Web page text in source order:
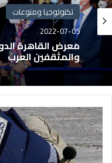
تكنولوجيا ومنوعات
2022-07-05
معرض القاهرة
والمثقفين العرب